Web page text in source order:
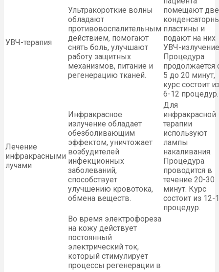
УВЧ-терапия
Ультракороткие волны
обладают
противовоспалительным
действием, помогают
снять боль, улучшают
работу защитных
механизмов, питание и
регенерацию тканей.
помещают две
пластины и
подают на них
УВЧ-
Процедура
продолжается
5 до 20 минут,
курс состоит
6-12 процедур.
Лечение
инфракрасными
лучами
Инфракрасное
излучение обладает
обезболивающим
эффектом, уничтожает
возбудителей
инфекционных
заболеваний,
способствует
улучшению кровотока,
обмена веществ.
Для
инфракрасной
терапии
используют
лампы
накаливания.
Процедура
проводится в
течение 20-30
минут. Курс
состоит из 12-
процедур.
Во время электрофореза
на кожу действует
постоянный
электрический ток,
который стимулирует
процессы регенерации в